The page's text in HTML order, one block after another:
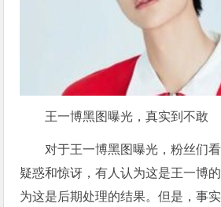
王一博黑图曝光，真实到不敢
对于王一博黑图曝光，粉丝们
疑惑和惊讶，有人认为这是王一博
为这是后期处理的结果。但是，事